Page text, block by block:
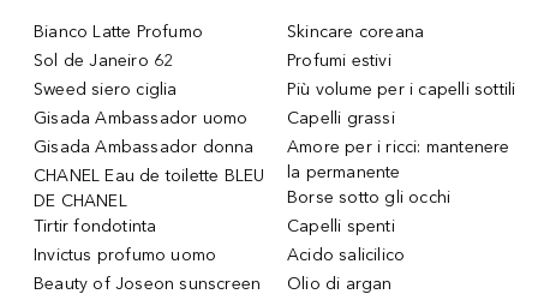
Bianco Latte Profumo
Sol de Janeiro 62
Sweed siero ciglia
Gisada Ambassador uomo
Gisada Ambassador donna
CHANEL Eau de toilette BLEU
DE CHANEL
Tirtir fondotinta
Invictus profumo uomo
Beauty of Joseon sunscreen
Skincare coreana
Profumi estivi
Più volume per i capelli sottili
Capelli grassi
Amore per i ricci: mantenere
la permanente
Borse sotto gli occhi
Capelli spenti
Acido salicilico
Olio di argan